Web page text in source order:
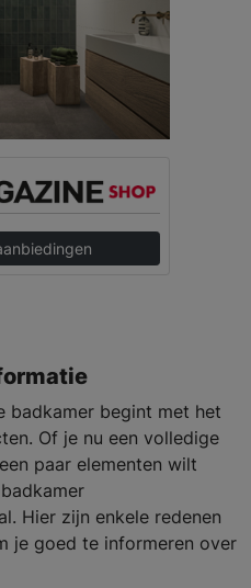
badkamer begint met het
Of je nu een volledige
paar elementen wilt
Hier zijn enkele redenen
je goed te informeren over